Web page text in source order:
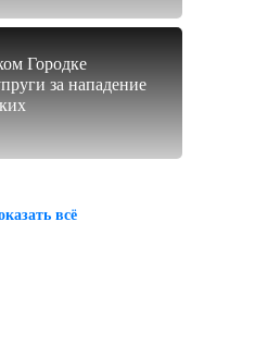
Городке
за нападение
всё